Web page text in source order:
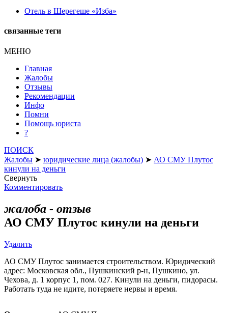
Отель в Шерегеше «Изба»
связанные теги
МЕНЮ
Главная
Жалобы
Отзывы
Рекомендации
Инфо
Помни
Помощь юриста
?
ПОИСК
Жалобы ➤ юридические лица (жалобы) ➤ АО СМУ Плутос
кинули на деньги
Свернуть
Комментировать
жалоба - отзыв
АО СМУ Плутос кинули на деньги
Удалить
АО СМУ Плутос занимается строительством. Юридический
адрес: Московская обл., Пушкинский р-н, Пушкино, ул.
Чехова, д. 1 корпус 1, пом. 027. Кинули на деньги, пидорасы.
Работать туда не идите, потеряете нервы и время.